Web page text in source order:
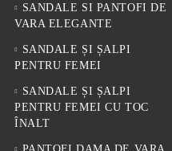
SANDALE SI PANTOFI DE
VARA ELEGANTE
SANDALE ȘI ȘALPI
PENTRU FEMEI
SANDALE ȘI ȘALPI
PENTRU FEMEI CU TOC
ÎNALT